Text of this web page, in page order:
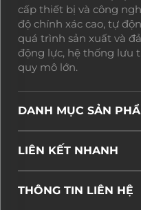
cấp thiết bị và công
độ chính xác cao, tự
quá trình sản xuất và
động lực, hệ thống lưu
quy mô lớn.
DANH MỤC SẢN
LIÊN KẾT NHANH
THÔNG TIN LIÊN HỆ